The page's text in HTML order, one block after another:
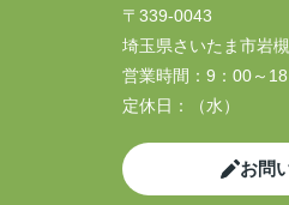
〒339-0043
埼玉県さいたま市岩
営業時間： 9：00～
定休日：
（水）
お問